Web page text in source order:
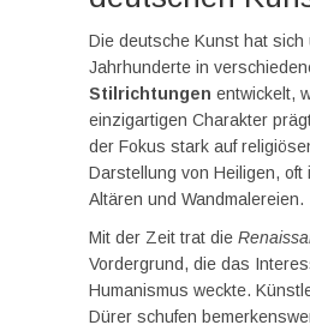
Die deutsche Kunst hat sich
Jahrhunderte in
Stilrichtungen entwickelt,
einzigartigen Charakter
der Fokus stark auf
Darstellung von Heiligen, oft
Altären und Wandmalereien.
Mit der Zeit trat die
Vordergrund, die das
Humanismus weckte.
Dürer schufen